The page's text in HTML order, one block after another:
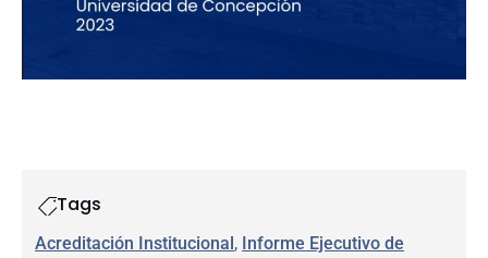
Tags
Acreditación Institucional , Informe Ejecutivo de